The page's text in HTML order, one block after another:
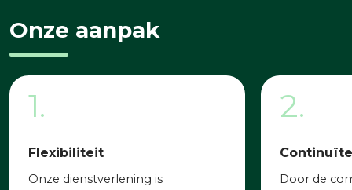
Onze aanpak
1.
Flexibiliteit
Onze dienstverlening is
2.
Door de